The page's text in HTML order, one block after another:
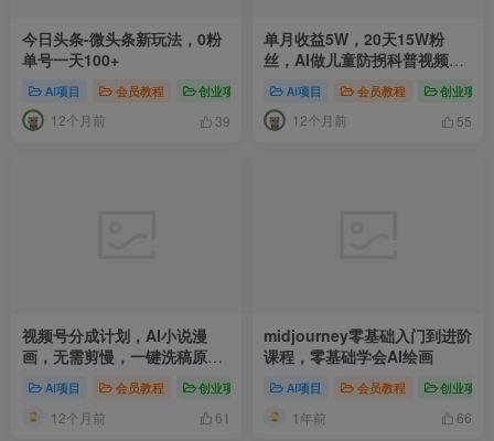
今日头条-微头条新玩法，0粉
单号一天100+
AI项目 会员教程 创业项目 AI赚钱法则 新媒体项目 网
12个月前 39
单月收益5W，20天15W粉
丝，AI做儿童防拐科普视频，
AI项目 会员教程 创业项目
12个月前 55
视频号分成计划，AI小说漫
画，无需剪慢，一键洗稿原
创，小白日入多张
AI项目 会员教程 创业项目 AI赚钱法则 新媒体项目 短
12个月前 61
midjourney零基础入门到进阶
课程，零基础学会AI绘画
AI项目 会员教程 创业项目
1年前 66